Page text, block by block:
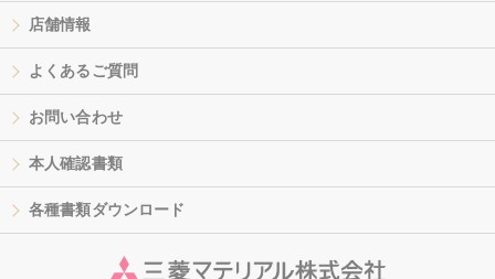
店舗情報
よくあるご質問
お問い合わせ
本人確認書類
各種書類ダウンロード